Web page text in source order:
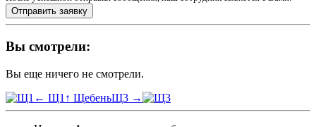
Вы смотрели:
Вы еще ничего не смотрели.
← Щ1 ↑ ЩебеньЩ3 →